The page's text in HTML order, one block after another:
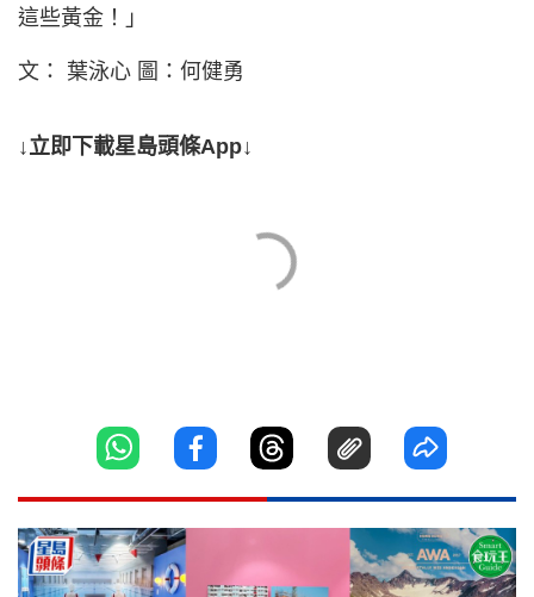
這些黃金！」
文： 葉泳心 圖：何健勇
↓立即下載星島頭條App↓